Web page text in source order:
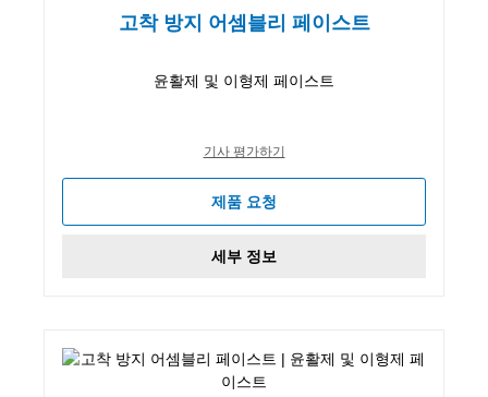
고착 방지 어셈블리 페이스트
윤활제 및 이형제 페이스트
기사 평가하기
제품 요청
세부 정보